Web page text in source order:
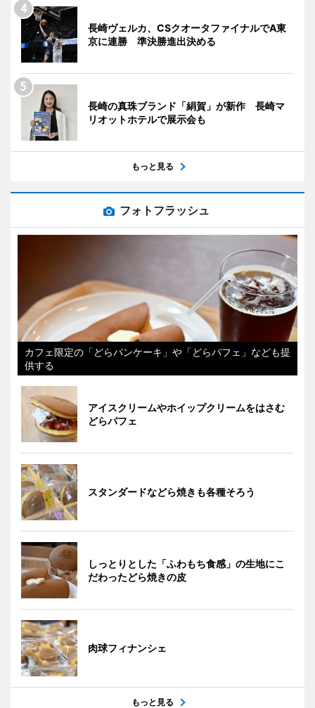
長崎ヴェルカ、CSクオータファイナルでA東
京に連勝 準決勝進出決める
長崎の真珠ブランド「絹賀」が新作 長崎マ
リオットホテルで展示会も
もっと見る
フォトフラッシュ
カフェ限定の「どらパンケーキ」や「どらパフェ」なども提
供する
アイスクリームやホイップクリームをはさむ
どらパフェ
スタンダードなどら焼きも各種そろう
しっとりとした「ふわもち食感」の生地にこ
だわったどら焼きの皮
肉球フィナンシェ
もっと見る